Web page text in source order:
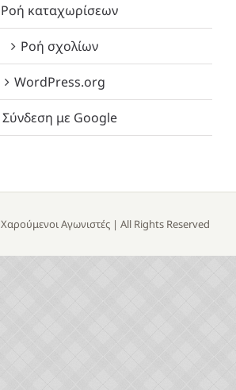
Ροή καταχωρίσεων
Ροή σχολίων
WordPress.org
Σύνδεση με Google
Χαρούμενοι Αγωνιστές | All Rights Reserved